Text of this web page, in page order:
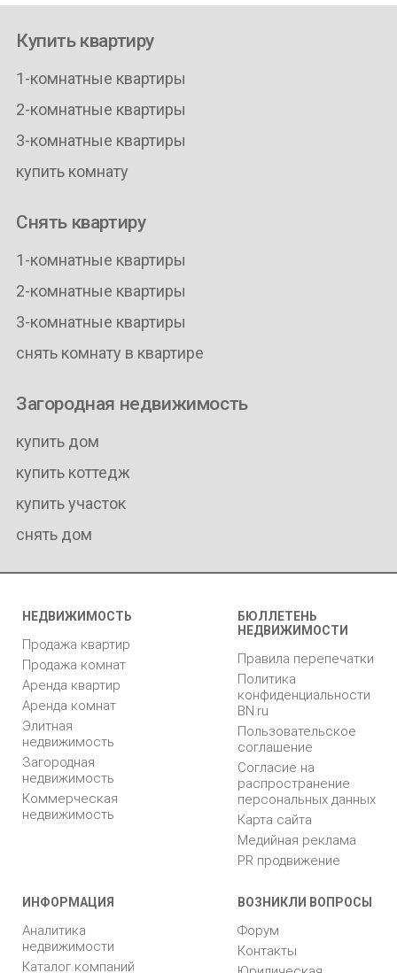
Купить квартиру
1-комнатные квартиры
2-комнатные квартиры
3-комнатные квартиры
купить комнату
Снять квартиру
1-комнатные квартиры
2-комнатные квартиры
3-комнатные квартиры
снять комнату в квартире
Загородная недвижимость
купить дом
купить коттедж
купить участок
снять дом
НЕДВИЖИМОСТЬ
Продажа квартир
Продажа комнат
Аренда квартир
Аренда комнат
Элитная
недвижимость
Загородная
недвижимость
Коммерческая
недвижимость
БЮЛЛЕТЕНЬ
НЕДВИЖИМОСТИ
Правила перепечатки
Политика
конфиденциальности
BN.ru
Пользовательское
соглашение
Согласие на
распространение
персональных данных
Карта сайта
Медийная реклама
PR продвижение
ИНФОРМАЦИЯ
Аналитика
недвижимости
Каталог компаний
ВОЗНИКЛИ ВОПРОСЫ
Форум
Контакты